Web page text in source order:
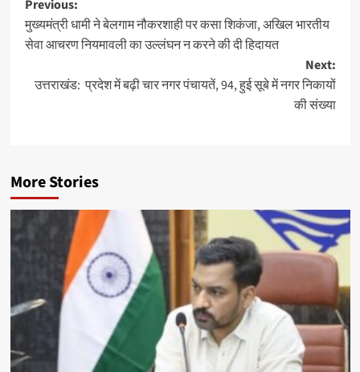
Post
navigation
Previous:
मुख्यमंत्री धामी ने बेलगाम नौकरशाही पर कसा शिकंजा, अखिल भारतीय
सेवा आचरण नियमावली का उल्लंघन न करने की दी हिदायत
Next:
उत्तराखंड: प्रदेश में बढ़ी चार नगर पंचायतें, 94, हुई सूबे में नगर निकायों
की संख्या
More Stories